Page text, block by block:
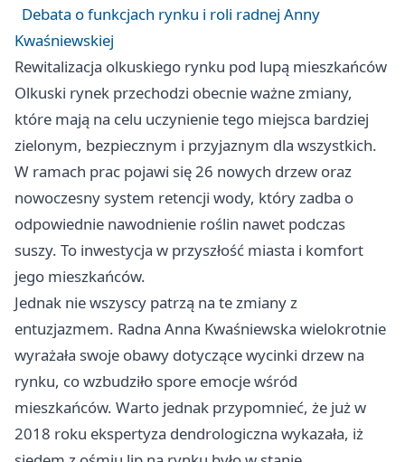
Debata o funkcjach rynku i roli radnej Anny
Kwaśniewskiej
Rewitalizacja olkuskiego rynku pod lupą mieszkańców
Olkuski rynek przechodzi obecnie ważne zmiany,
które mają na celu uczynienie tego miejsca bardziej
zielonym, bezpiecznym i przyjaznym dla wszystkich.
W ramach prac pojawi się 26 nowych drzew oraz
nowoczesny system retencji wody, który zadba o
odpowiednie nawodnienie roślin nawet podczas
suszy. To inwestycja w przyszłość miasta i komfort
jego mieszkańców.
Jednak nie wszyscy patrzą na te zmiany z
entuzjazmem. Radna Anna Kwaśniewska wielokrotnie
wyrażała swoje obawy dotyczące wycinki drzew na
rynku, co wzbudziło spore emocje wśród
mieszkańców. Warto jednak przypomnieć, że już w
2018 roku ekspertyza dendrologiczna wykazała, iż